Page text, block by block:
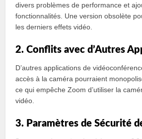
divers problèmes de performance et
fonctionnalités. Une version obsolète
les derniers effets vidéo.
2. Conflits avec d’Autres
D’autres applications de
accès à la caméra pourraient
ce qui empêche Zoom d’utiliser la
vidéo.
3. Paramètres de Sécurité